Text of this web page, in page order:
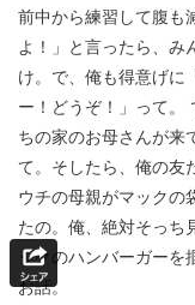
前中から練習して腹も
よ！」と言ったら、み
け。で、俺も得意げに
ー！どうぞ！」って。
ちの家のお母さんが来
て。そしたら、俺の友
ウチの母親がマックの
たの。俺、絶対そっち
ックのハンバーガー
お話。